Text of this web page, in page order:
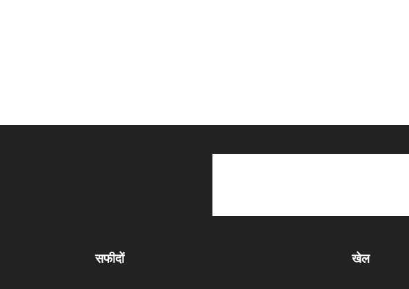
सफीदों खेल